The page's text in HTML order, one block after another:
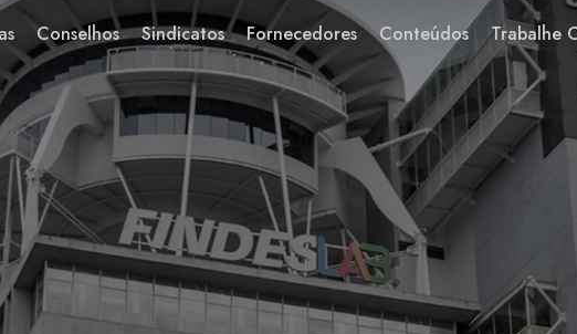
Conselhos Sindicatos Fornecedores Conteúdos Trabalhe